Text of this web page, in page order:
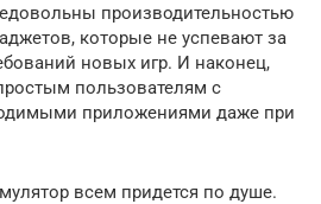
производительностью
которые не успевают за
новых игр. И наконец,
пользователям с
приложениями даже при
всем придется по душе.